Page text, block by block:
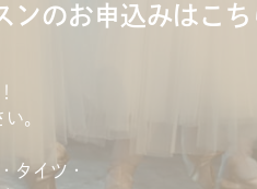
ンのお申込みはこち
。
タイツ・